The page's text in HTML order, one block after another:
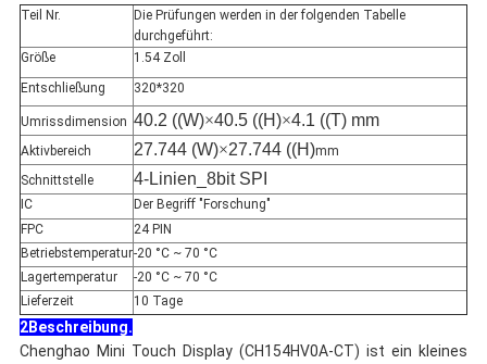
Teil Nr.
Die Prüfungen werden in der folgenden Tabelle
durchgeführt:
Größe
1.54 Zoll
Entschließung
320*320
Umrissdimension 40.2 ((W)×40.5 ((H)×4.1 ((T) mm
Aktivbereich 27.744 (W)×27.744 ((H)mm
Schnittstelle
4-Linien_8bit SPI
IC
Der Begriff "Forschung"
FPC
24 PIN
Betriebstemperatur-20 °C ~ 70 °C
Lagertemperatur
-20 °C ~ 70 °C
Lieferzeit
10 Tage
2Beschreibung.
Chenghao Mini Touch Display (CH154HV0A-CT) ist ein kleines